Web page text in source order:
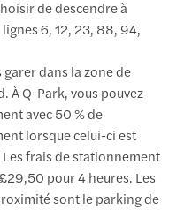
de descendre à
6, 12, 23, 88, 94,
garer dans la zone de
À Q-Park, vous pouvez
avec 50 % de
lorsque celui-ci est
frais de stationnement
pour 4 heures. Les
sont le parking de